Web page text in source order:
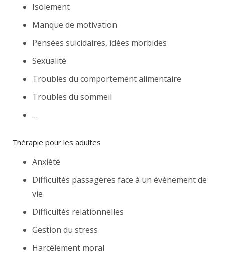
Isolement
Manque de motivation
Pensées suicidaires, idées morbides
Sexualité
Troubles du comportement alimentaire
Troubles du sommeil
…
Thérapie pour les adultes
Anxiété
Difficultés passagères face à un évènement de
vie
Difficultés relationnelles
Gestion du stress
Harcèlement moral